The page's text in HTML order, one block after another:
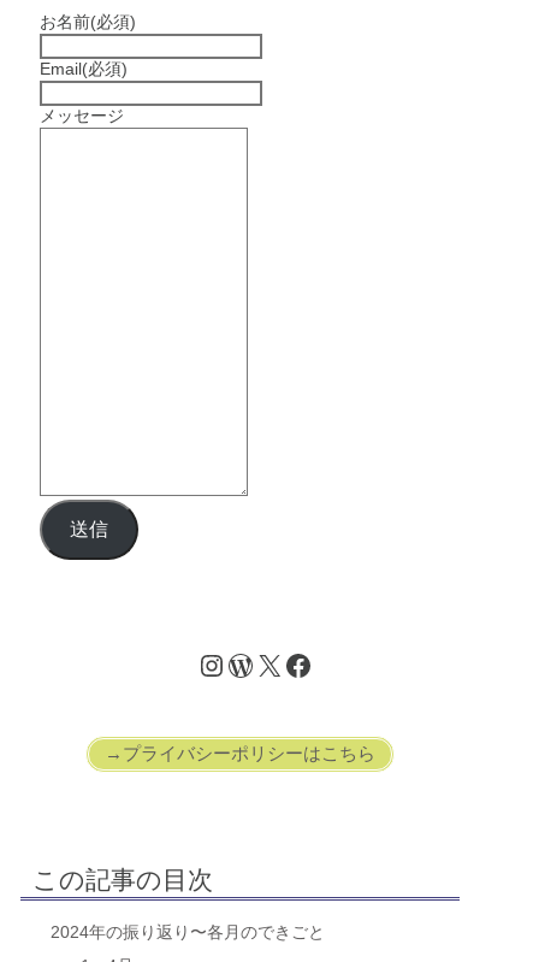
お名前(必須)
Email(必須)
メッセージ
送信
→プライバシーポリシーはこちら
この記事の目次
2024年の振り返り〜各月のできごと